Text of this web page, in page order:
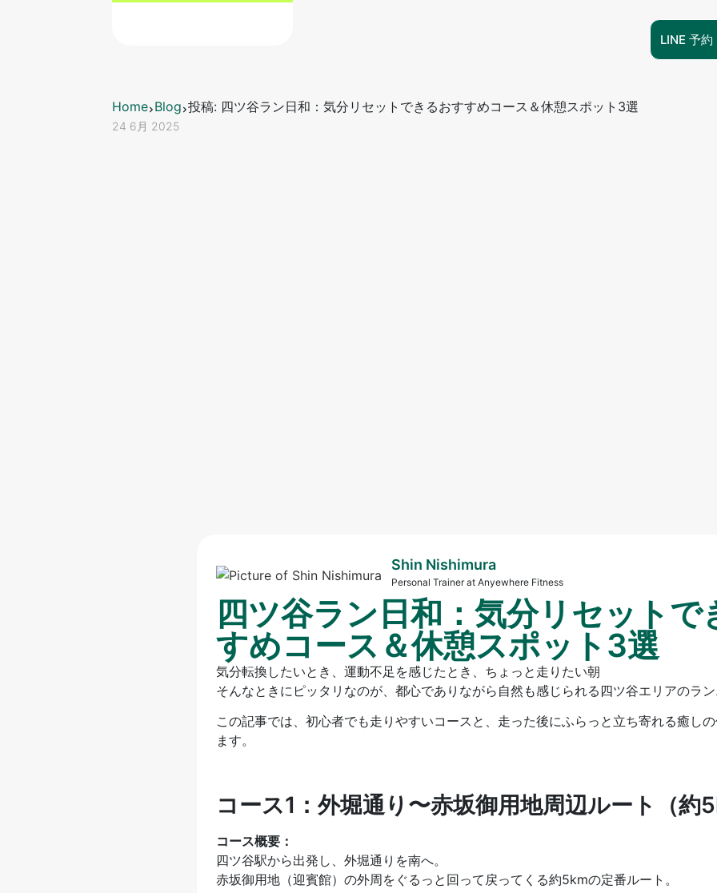
LINE 予約
Home Blog 投稿: 四ツ谷ラン日和：気分リセットできるおすすめコース＆休憩スポット3選
24 6月 2025
Shin Nishimura
Personal Trainer at Anyewhere Fitness
四ツ谷ラン日和：気分リセットで
すめコース＆休憩スポット3選
気分転換したいとき、運動不足を感じたとき、ちょっと走りたい朝
そんなときにピッタリなのが、都心でありながら自然も感じられる四ツ谷エリアのラ
この記事では、初心者でも走りやすいコースと、走った後にふらっと立ち寄れる癒し
ます。
コース1：外堀通り〜赤坂御用地周辺ルート（約
コース概要：
四ツ谷駅から出発し、外堀通りを南へ。
赤坂御用地（迎賓館）の外周をぐるっと回って戻ってくる約5kmの定番ルート。